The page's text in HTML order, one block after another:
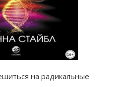
на радикальные